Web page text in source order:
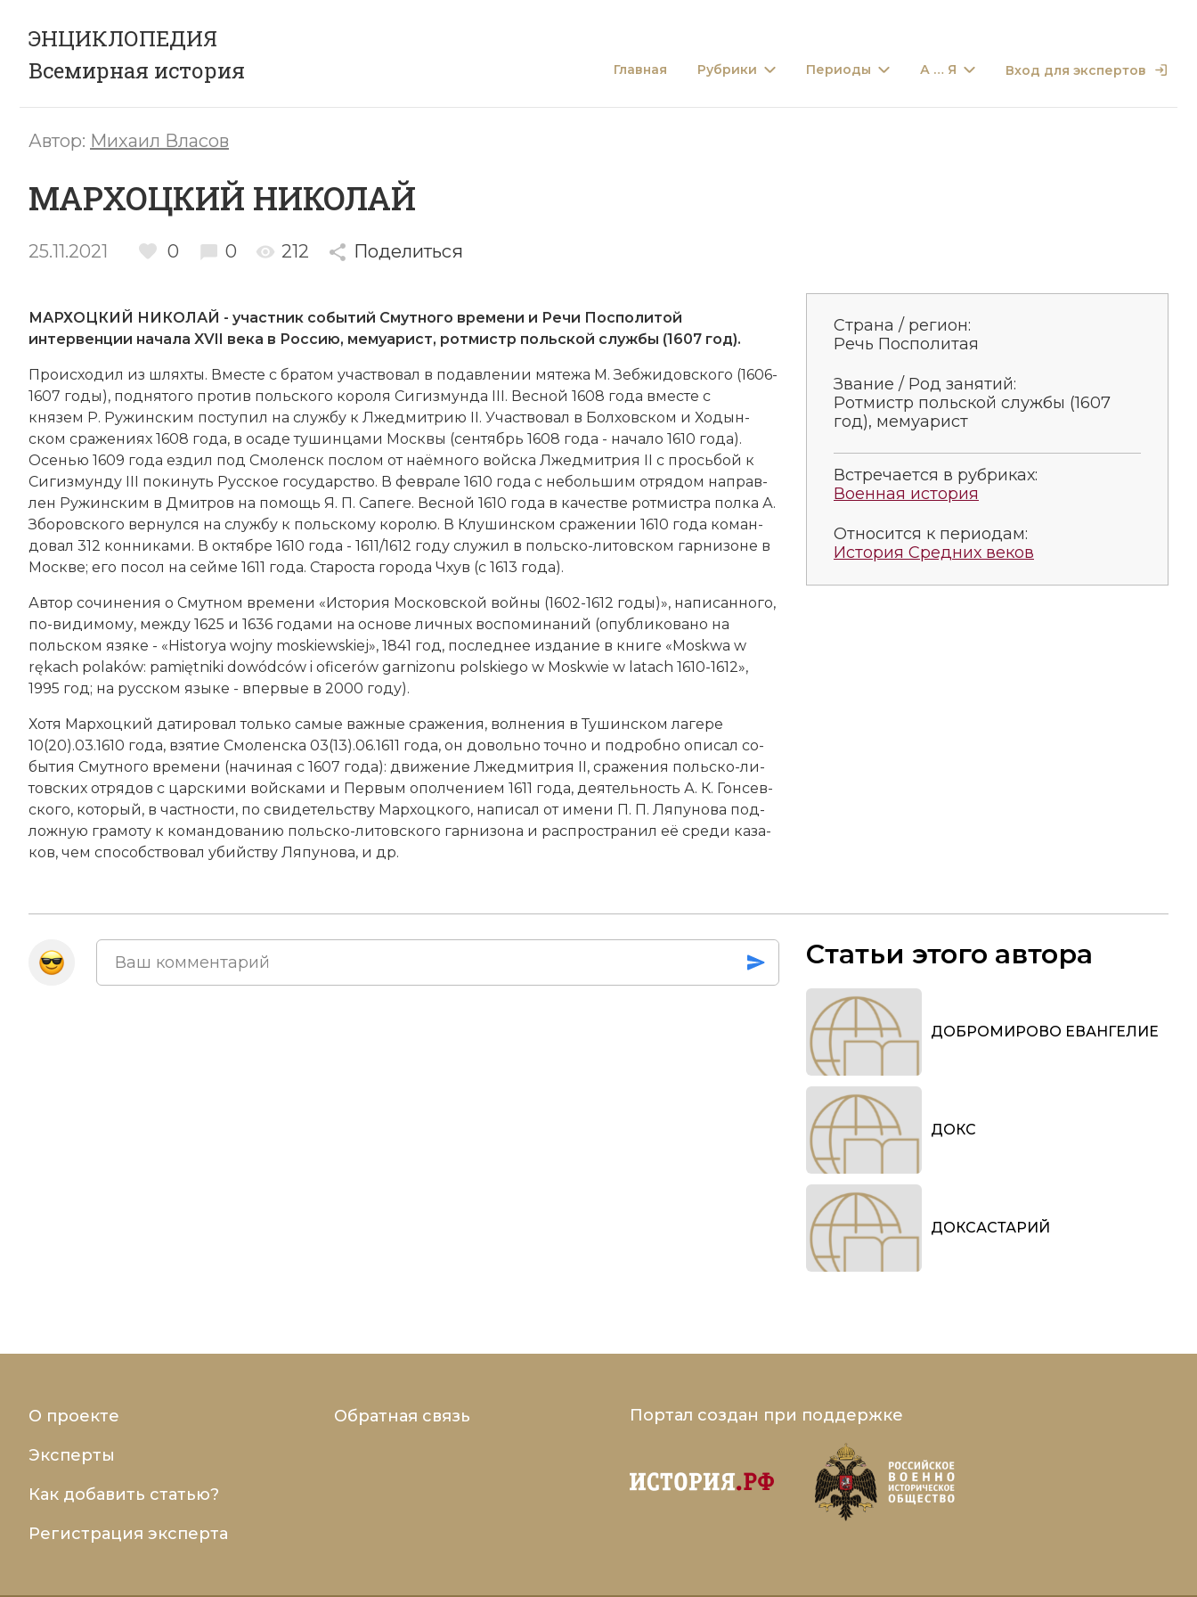
ЭНЦИКЛОПЕДИЯ
Всемирная история
Главная Рубрики Периоды А … Я Вход для экспертов
Автор: Михаил Власов
МАРХОЦКИЙ НИКОЛАЙ
25.11.2021 0 0 212 Поделиться
МАРХОЦКИЙ НИКОЛАЙ - участник событий Смутного времени и Речи Посполитой
интервенции начала XVII века в Россию, мемуарист, ротмистр польской службы (1607 год).
Про­ис­хо­дил из шлях­ты. Вме­сте с бра­том уча­ст­во­вал в по­дав­ле­нии мя­те­жа М. Зеб­жи­дов­ско­го (1606-
1607 годы), под­ня­то­го про­тив польского ко­ро­ля Си­гиз­мун­да III. Вес­ной 1608 года вме­сте с
князем Р. Ру­жин­ским по­сту­пил на служ­бу к Лже­дмит­рию II. Уча­ст­во­вал в Бол­хов­ском и Хо­дын­
ском сра­же­ни­ях 1608 года, в оса­де ту­шин­ца­ми Мо­сквы (сентябрь 1608 года - начало 1610 года).
Осе­нью 1609 года ез­дил под Смо­ленск по­слом от на­ём­но­го вой­ска Лже­дмит­рия II с прось­бой к
Си­гиз­мун­ду III по­ки­нуть Русское государство. В феврале 1610 года с не­боль­шим от­ря­дом на­прав­
лен Ру­жин­ским в Дмит­ров на по­мощь Я. П. Са­пе­ге. Вес­ной 1610 года в ка­че­ст­ве рот­ми­ст­ра пол­ка А.
Збо­ров­ско­го вер­нул­ся на служ­бу к польскому ко­ро­лю. В Клу­шин­ском сра­же­нии 1610 года ко­ман­
до­вал 312 кон­ни­ка­ми. В октябре 1610 года - 1611/1612 году слу­жил в поль­ско-ли­товском гар­ни­зо­не в
Мо­ск­ве; его по­сол на сей­ме 1611 года. Ста­рос­та города Чхув (с 1613 года).
Ав­тор сочи­не­ния о Смут­ном вре­ме­ни «Ис­то­рия Мо­с­ков­ской вой­ны (1602-1612 годы)», на­пи­сан­но­го,
по-ви­ди­мо­му, ме­ж­ду 1625 и 1636 годами на ос­но­ве лич­ных вос­по­ми­на­ний (опубликовано на
польском язяке - «Historya wojny moskiew­skiej», 1841 год, по­след­нее издание в книге «Mo­sk­wa w
rękach polaków: pamiętniki do­wódców i oficerów garnizonu polskiego w Moskwie w latach 1610-1612»,
1995 год; на русском языке - впер­вые в 2000 году).
Хо­тя Мархоцкий да­ти­ро­вал толь­ко са­мые важ­ные сра­же­ния, вол­не­ния в Ту­шин­ском ла­ге­ре
10(20).03.1610 года, взя­тие Смо­лен­ска 03(13).06.1611 года, он до­воль­но точ­но и под­роб­но опи­сал со­
бы­тия Смут­но­го вре­ме­ни (на­чи­ная с 1607 года): дви­же­ние Лже­дмит­рия II, сра­же­ния поль­ско-ли­
товских от­ря­дов с цар­ски­ми вой­ска­ми и Пер­вым опол­че­ни­ем 1611 года, дея­тель­ность А. К. Гон­сев­
ско­го, ко­то­рый, в ча­ст­но­сти, по сви­де­тель­ст­ву Мархоцкого, на­пи­сал от име­ни П. П. Ля­пу­но­ва под­
лож­ную гра­мо­ту к ко­ман­до­ва­нию поль­ско-ли­товского гар­ни­зо­на и рас­про­стра­нил её сре­ди ка­за­
ков, чем спо­соб­ст­во­вал убий­ст­ву Ля­пу­но­ва, и др.
Страна / регион:
Речь Посполитая
Звание / Род занятий:
Ротмистр польской службы (1607
год), мемуарист
Встречается в рубриках:
Военная история
Относится к периодам:
История Средних веков
Статьи этого автора
ДОБРОМИРОВО ЕВАНГЕЛИЕ
ДОКС
ДОКСАСТАРИЙ
О проекте
Эксперты
Как добавить статью?
Регистрация эксперта
Обратная связь Портал создан при поддержке